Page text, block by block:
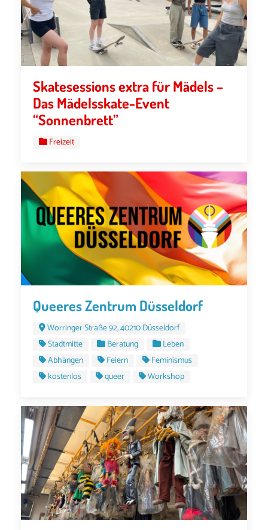
Skatesessions extra für Mädels –
Das Mädelsskate-Event
“Sonnenbrett”
Freizeit
Queeres Zentrum Düsseldorf
Worringer Straße 92, 40210 Düsseldorf
Stadtmitte
Beratung
Leben
Abhängen
Feiern
Feminismus
kostenlos
queer Workshop